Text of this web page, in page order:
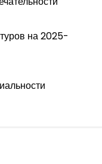
на 2025-